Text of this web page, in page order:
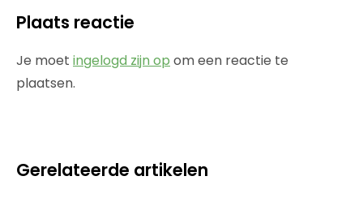
Plaats reactie
Je moet ingelogd zijn op om een reactie te
plaatsen.
Gerelateerde artikelen